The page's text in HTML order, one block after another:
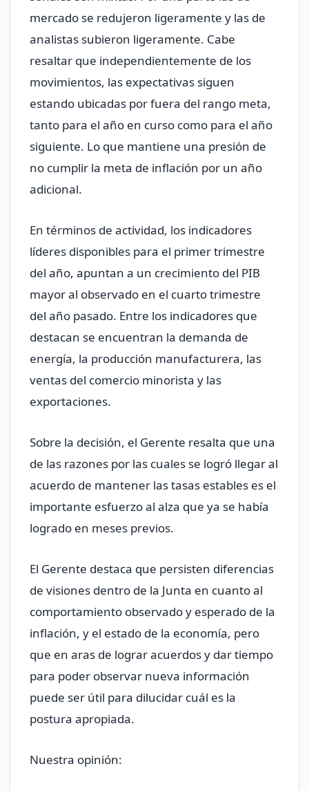
mercado se redujeron ligeramente y las de
analistas subieron ligeramente. Cabe
resaltar que independientemente de los
movimientos, las expectativas siguen
estando ubicadas por fuera del rango meta,
tanto para el año en curso como para el año
siguiente. Lo que mantiene una presión de
no cumplir la meta de inflación por un año
adicional.
En términos de actividad, los indicadores
líderes disponibles para el primer trimestre
del año, apuntan a un crecimiento del PIB
mayor al observado en el cuarto trimestre
del año pasado. Entre los indicadores que
destacan se encuentran la demanda de
energía, la producción manufacturera, las
ventas del comercio minorista y las
exportaciones.
Sobre la decisión, el Gerente resalta que una
de las razones por las cuales se logró llegar al
acuerdo de mantener las tasas estables es el
importante esfuerzo al alza que ya se había
logrado en meses previos.
El Gerente destaca que persisten diferencias
de visiones dentro de la Junta en cuanto al
comportamiento observado y esperado de la
inflación, y el estado de la economía, pero
que en aras de lograr acuerdos y dar tiempo
para poder observar nueva información
puede ser útil para dilucidar cuál es la
postura apropiada.
Nuestra opinión: